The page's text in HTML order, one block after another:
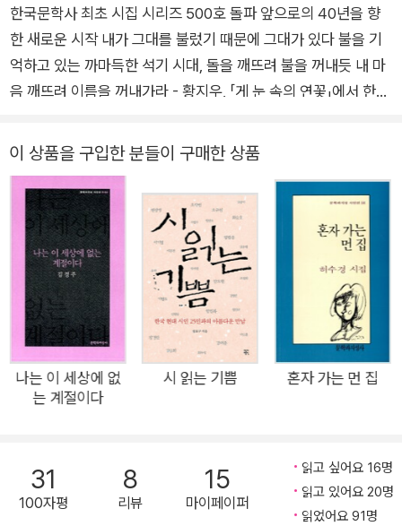
낼 수 있었던 것은 시와 우리가 철저히 서로에게 의지했기 때문에 가
능했다.
한국문학사 최초 시집 시리즈 500호 돌파 앞으로의 40년을 향
한 새로운 시작 내가 그대를 불렀기 때문에 그대가 있다 불을 기
억하고 있는 까마득한 석기 시대, 돌을 깨뜨려 불을 꺼내듯 내 마
음 깨뜨려 이름을 꺼내가라 - 황지우, 「게 눈 속의 연꽃」에서 한국
국 현대 시사에 선명한 좌표를 그려온 <문학과지성 시인선>이
때문에』를 출간했다. 1978년 황동규의 『나는 바퀴를 보면 굴리
고 싶어진다』로 시작한 문지 시인선은 시인 211명의 시집 492권
과, 시조시인 4명의 시선집 1권, 연변 교포 시선집 1권, 평론가 10
명이 엮은 기념 시집 6권 등으로 이루어진 한국 최초, 최대 규모
의 시집 시리즈이다. 최근 통쇄 82쇄를 돌파한 기형도의 『입 속
의 검은 잎』에서부터, 황지우의 『새들도 세상을 뜨는구나』(통쇄
63쇄), 이성복의 『뒹구는 돌은 언제 잠 깨는가』(52쇄), 최승자의
『이 시대의 사랑』(46쇄) 등 당대의 굵직한 베스트셀러이자 꾸준
한 스테디셀러들을 다종 보유하고 있다. 격동의 역사와 함께 꾸준
운 열정이 담긴 문학적 ‘사건’으로서 문학과지성 시인선은 2017
년 여름 500호를 맞았다. 천천히, 그러나 꾸준히 세계를 향해 나
이 상품을 구입한 분들이 구매한 상품
나는 이 세상에 없
는 계절이다
시 읽는 기쁨 혼자 가는 먼 집
31
100자평
8
리뷰
15
마이페이퍼
읽고 싶어요 16명
읽고 있어요 20명
읽었어요 91명